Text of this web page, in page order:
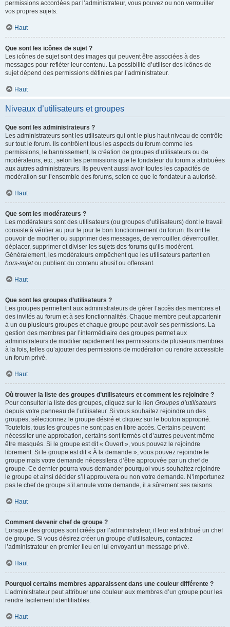
permissions accordées par l’administrateur, vous pouvez ou non verrouiller
vos propres sujets.
Haut
Que sont les icônes de sujet ?
Les icônes de sujet sont des images qui peuvent être associées à des
messages pour refléter leur contenu. La possibilité d’utiliser des icônes de
sujet dépend des permissions définies par l’administrateur.
Haut
Niveaux d’utilisateurs et groupes
Que sont les administrateurs ?
Les administrateurs sont les utilisateurs qui ont le plus haut niveau de contrôle
sur tout le forum. Ils contrôlent tous les aspects du forum comme les
permissions, le bannissement, la création de groupes d’utilisateurs ou de
modérateurs, etc., selon les permissions que le fondateur du forum a attribuées
aux autres administrateurs. Ils peuvent aussi avoir toutes les capacités de
modération sur l’ensemble des forums, selon ce que le fondateur a autorisé.
Haut
Que sont les modérateurs ?
Les modérateurs sont des utilisateurs (ou groupes d’utilisateurs) dont le travail
consiste à vérifier au jour le jour le bon fonctionnement du forum. Ils ont le
pouvoir de modifier ou supprimer des messages, de verrouiller, déverrouiller,
déplacer, supprimer et diviser les sujets des forums qu’ils modèrent.
Généralement, les modérateurs empêchent que les utilisateurs partent en
hors-sujetou publient du contenu abusif ou offensant.
Haut
Que sont les groupes d’utilisateurs ?
Les groupes permettent aux administrateurs de gérer l’accès des membres et
des invités au forum et à ses fonctionnalités. Chaque membre peut appartenir
à un ou plusieurs groupes et chaque groupe peut avoir ses permissions. La
gestion des membres par l’intermédiaire des groupes permet aux
administrateurs de modifier rapidement les permissions de plusieurs membres
à la fois, telles qu’ajouter des permissions de modération ou rendre accessible
un forum privé.
Haut
Où trouver la liste des groupes d’utilisateurs et comment les rejoindre ?
Pour consulter la liste des groupes, cliquez sur le lien Groupes d’utilisateurs
depuis votre panneau de l’utilisateur. Si vous souhaitez rejoindre un des
groupes, sélectionnez le groupe désiré et cliquez sur le bouton approprié.
Toutefois, tous les groupes ne sont pas en libre accès. Certains peuvent
nécessiter une approbation, certains sont fermés et d’autres peuvent même
être masqués. Si le groupe est dit « Ouvert », vous pouvez le rejoindre
librement. Si le groupe est dit « À la demande », vous pouvez rejoindre le
groupe mais votre demande nécessitera d’être approuvée par un chef de
groupe. Ce dernier pourra vous demander pourquoi vous souhaitez rejoindre
le groupe et ainsi décider s’il approuvera ou non votre demande. N’importunez
pas le chef de groupe s’il annule votre demande, il a sûrement ses raisons.
Haut
Comment devenir chef de groupe ?
Lorsque des groupes sont créés par l’administrateur, il leur est attribué un chef
de groupe. Si vous désirez créer un groupe d’utilisateurs, contactez
l’administrateur en premier lieu en lui envoyant un message privé.
Haut
Pourquoi certains membres apparaissent dans une couleur différente ?
L’administrateur peut attribuer une couleur aux membres d’un groupe pour les
rendre facilement identifiables.
Haut